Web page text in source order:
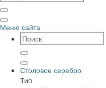
Меню сайта
Столовое серебро
Тип